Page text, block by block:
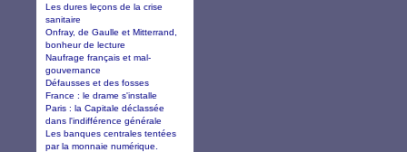
Les dures leçons de la crise
sanitaire
Onfray, de Gaulle et Mitterrand,
bonheur de lecture
Naufrage français et mal-
gouvernance
Défausses et des fosses
France : le drame s'installe
Paris : la Capitale déclassée
dans l'indifférence générale
Les banques centrales tentées
par la monnaie numérique.